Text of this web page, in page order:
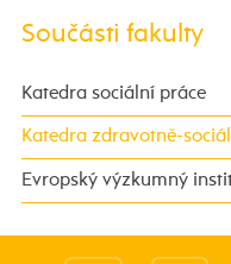
Součásti fakulty
Katedra sociální práce
Katedra zdravotně-
Evropský výzkumný